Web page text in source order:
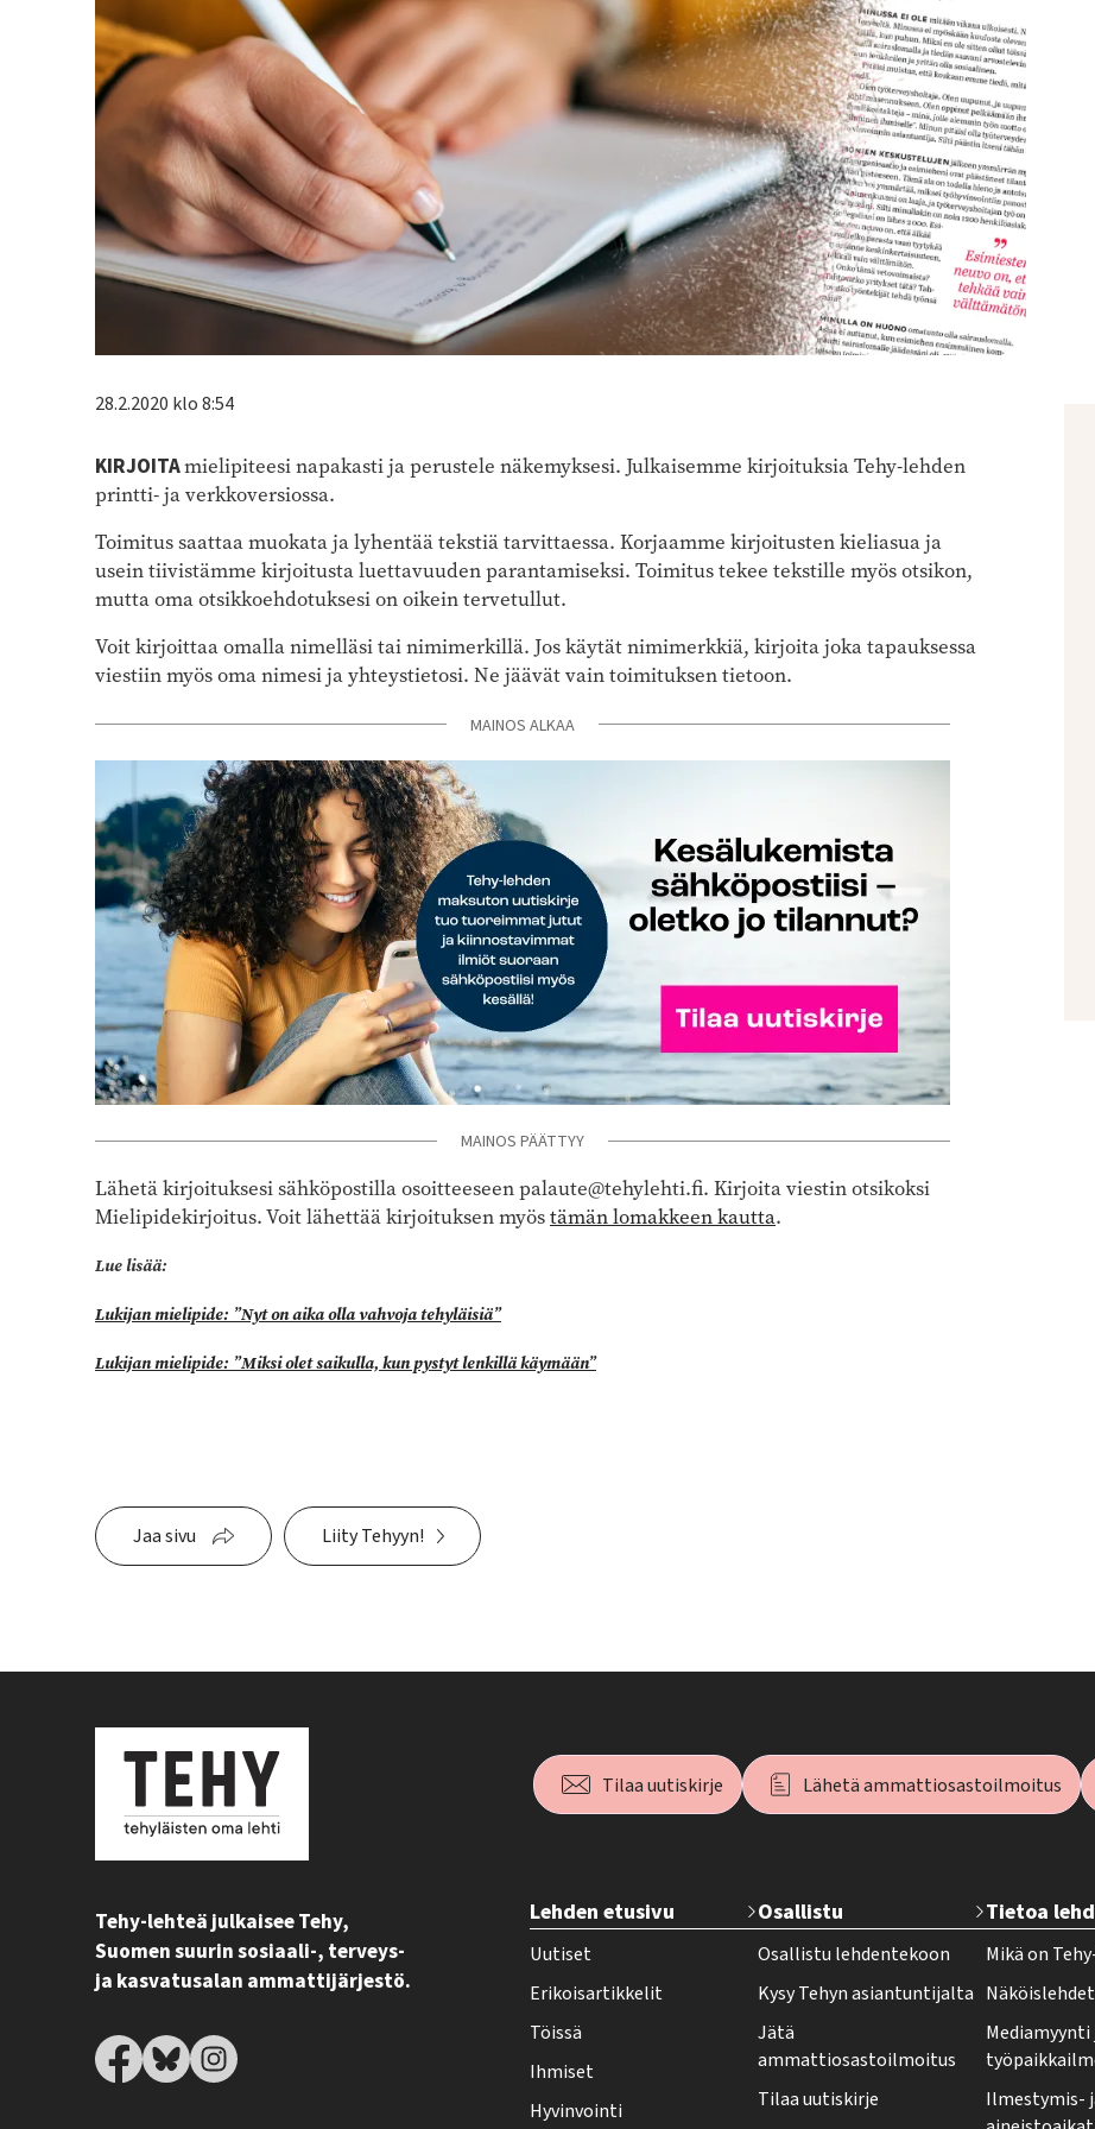
28.2.2020 klo 8:54
KIRJOITAmielipiteesi napakasti ja perustele näkemyksesi. Julkaisemme kirjoituksia Tehy-lehden
printti- ja verkkoversiossa.
Toimitus saattaa muokata ja lyhentää tekstiä tarvittaessa. Korjaamme kirjoitusten kieliasua ja
usein tiivistämme kirjoitusta luettavuuden parantamiseksi. Toimitus tekee tekstille myös otsikon,
mutta oma otsikkoehdotuksesi on oikein tervetullut.
Voit kirjoittaa omalla nimelläsi tai nimimerkillä. Jos käytät nimimerkkiä, kirjoita joka tapauksessa
viestiin myös oma nimesi ja yhteystietosi. Ne jäävät vain toimituksen tietoon.
MAINOS ALKAA
MAINOS PÄÄTTYY
Lähetä kirjoituksesi sähköpostilla osoitteeseenpalaute@tehylehti.fi. Kirjoita viestin otsikoksi
Mielipidekirjoitus. Voit lähettää kirjoituksen myöstämän lomakkeen kautta.
Lue lisää:
Lukijan mielipide: ”Nyt on aika olla vahvoja tehyläisiä”
Lukijan mielipide: ”Miksi olet saikulla, kun pystyt lenkillä käymään”
Jaa sivu Liity Tehyyn!
Tehy-lehteä julkaisee Tehy,
Suomen suurin sosiaali-, terveys-
ja kasvatusalan ammattijärjestö.
Tilaa uutiskirje Lähetä ammattiosastoilmoitus
e
h
y
-
l
Lehden etusivu
Uutiset
Erikoisartikkelit
Töissä
Ihmiset
Hyvinvointi
Osallistu
Osallistu lehdentekoon
Kysy Tehyn asiantuntijalta
Jätä
ammattiosastoilmoitus
Tilaa uutiskirje
Tietoa
Mikä on
Näköislehdet
Mediamyynti
Ilmestymis-